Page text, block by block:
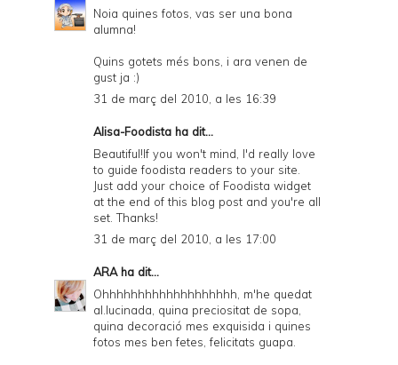
Noia quines fotos, vas ser una bona
alumna!
Quins gotets més bons, i ara venen de
gust ja :)
31 de març del 2010, a les 16:39
Alisa-Foodista ha dit...
Beautiful!If you won't mind, I'd really love
to guide foodista readers to your site.
Just add your choice of Foodista widget
at the end of this blog post and you're all
set. Thanks!
31 de març del 2010, a les 17:00
ARAha dit...
Ohhhhhhhhhhhhhhhhhhh, m'he quedat
al.lucinada, quina preciositat de sopa,
quina decoració mes exquisida i quines
fotos mes ben fetes, felicitats guapa.